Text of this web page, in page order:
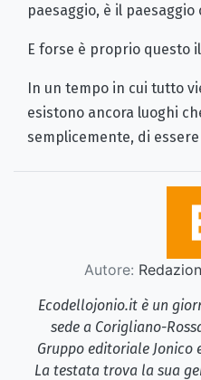
paesaggio, è il
E forse è proprio questo
In un tempo in cui tutto
esistono ancora luoghi
semplicemente, di
Autore:
Ecodellojonio.it è un
sede a Corigliano-
Gruppo editoriale Jonico
La testata trova la sua